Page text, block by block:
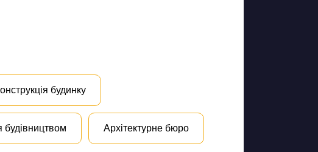
будинку
будівництвом Архітектурне бюро